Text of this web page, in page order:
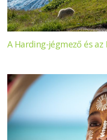
A Harding-jégmező és az